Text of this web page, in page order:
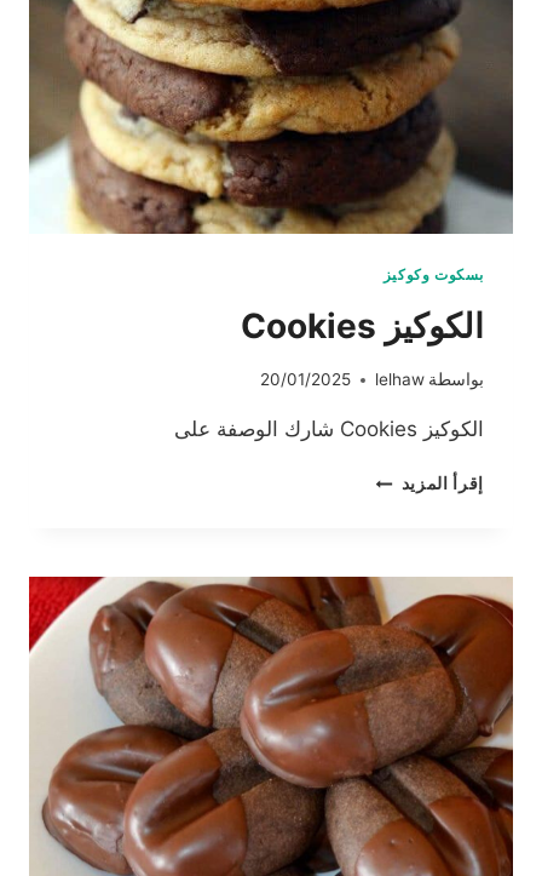
بسكوت وكوكيز
الكوكيز Cookies
بواسطة lelhaw
20/01/2025
الكوكيز Cookies شارك الوصفة على
إقرأ المزيد الكوكيز